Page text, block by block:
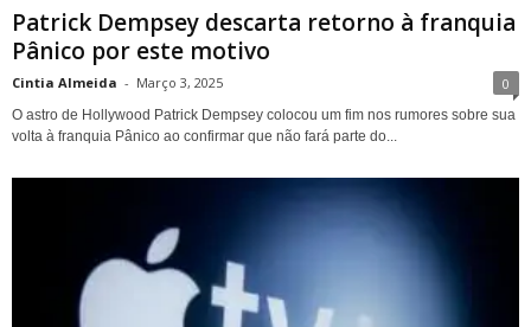
Patrick Dempsey descarta retorno à franquia
Pânico por este motivo
Cintia Almeida - Março 3, 2025 0
O astro de Hollywood Patrick Dempsey colocou um fim nos rumores sobre sua
volta à franquia Pânico ao confirmar que não fará parte do...